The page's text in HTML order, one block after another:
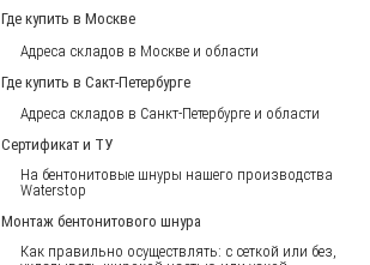
Где купить в Москве
Адреса складов в Москве и области
Где купить в Сакт-Петербурге
Адреса складов в Санкт-Петербурге и области
Сертификат и ТУ
На бентонитовые шнуры нашего производства
Waterstop
Монтаж бентонитового шнура
Как правильно осуществлять: с сеткой или без,